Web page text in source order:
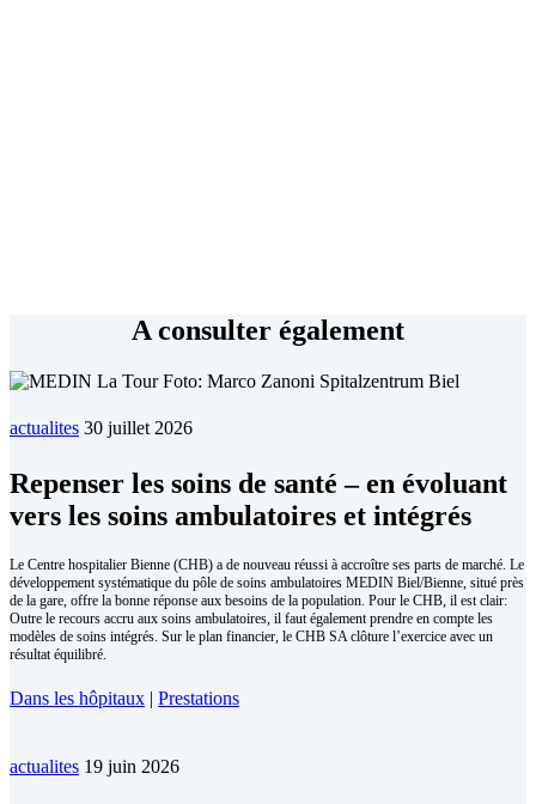
A consulter également
actualites 30 juillet 2026
Repen­ser les soins de san­té – en évo­luant
vers les soins am­bu­la­toires et in­té­grés
Le Centre hospitalier Bienne (CHB) a de nouveau réussi à accroître ses parts de marché. Le
développement systématique du pôle de soins ambulatoires MEDIN Biel/Bienne, situé près
de la gare, offre la bonne réponse aux besoins de la population. Pour le CHB, il est clair:
Outre le recours accru aux soins ambulatoires, il faut également prendre en compte les
modèles de soins intégrés. Sur le plan financier, le CHB SA clôture l’exercice avec un
résultat équilibré.
Dans les hôpitaux | Prestations
actualites 19 juin 2026